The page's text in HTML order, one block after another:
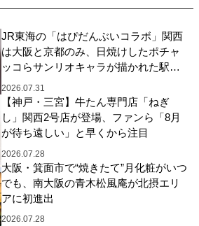
JR東海の「はぴだんぶいコラボ」関西
は大阪と京都のみ、日焼けしたポチャ
ッコらサンリオキャラが描かれた駅弁
やグッズが登場
2026.07.31
【神戸・三宮】牛たん専門店「ねぎ
し」関西2号店が登場、ファンら「8月
が待ち遠しい」と早くから注目
2026.07.28
大阪・箕面市で“焼きたて”月化粧がいつ
でも、南大阪の青木松風庵が北摂エリ
アに初進出
2026.07.28